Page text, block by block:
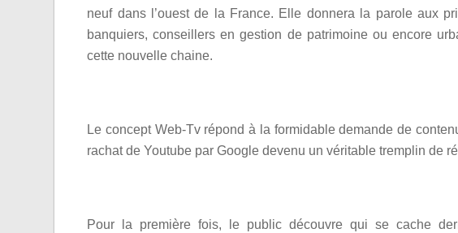
neuf dans l’ouest de la France. Elle donnera la parole aux
banquiers, conseillers en gestion de patrimoine ou encore
cette nouvelle chaine.
Le concept Web-Tv répond à la formidable demande de
rachat de Youtube par Google devenu un véritable tremplin de
Pour la première fois, le public découvre qui se cache